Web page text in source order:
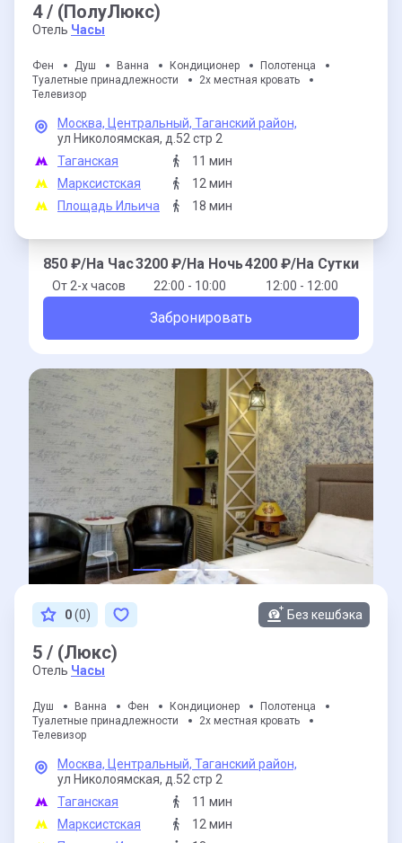
4 / (ПолуЛюкс)
Отель Часы
Фен Душ Ванна Кондиционер
Полотенца
Туалетные принадлежности
2х местная кровать
Телевизор
Москва, Центральный, Таганский район,
ул Николоямская, д.52 стр 2
Таганская
11 мин
Марксистская
12 мин
Площадь Ильича
18 мин
850 ₽/На Час
От 2-x часов
3200 ₽/На Ночь
22:00 - 10:00
4200 ₽/На Сутки
12:00 - 12:00
Забронировать
0(0) Без кешбэка
5 / (Люкс)
Отель Часы
Душ Ванна Фен Кондиционер
Полотенца
Туалетные принадлежности
2х местная кровать
Телевизор
Москва, Центральный, Таганский район,
ул Николоямская, д.52 стр 2
Таганская
11 мин
Марксистская
12 мин